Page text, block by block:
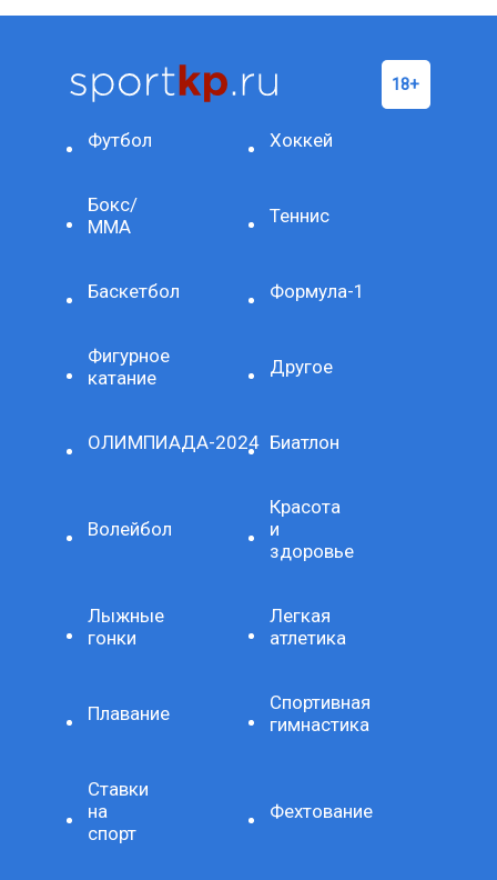
Футбол Хоккей
Бокс/
ММА
Теннис
Баскетбол Формула-1
Фигурное
катание
Другое
ОЛИМПИАДА-2024 Биатлон
Волейбол
Красота
и
здоровье
Лыжные
гонки
Легкая
атлетика
Плавание
Спортивная
гимнастика
Ставки
на
спорт
Фехтование